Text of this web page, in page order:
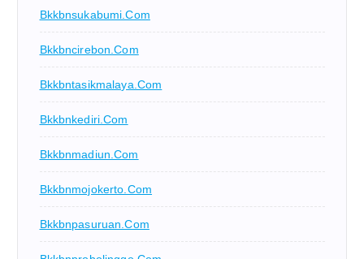
Bkkbnsukabumi.com
Bkkbncirebon.com
Bkkbntasikmalaya.com
Bkkbnkediri.com
Bkkbnmadiun.com
Bkkbnmojokerto.com
Bkkbnpasuruan.com